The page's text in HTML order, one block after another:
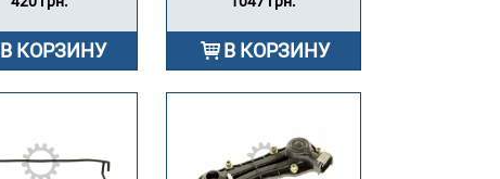
В КОРЗИНУ В КОРЗИНУ